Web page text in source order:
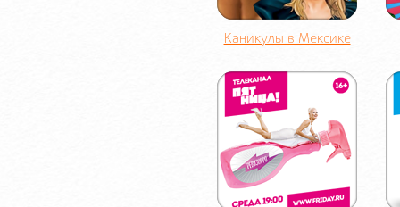
Каникулы в Мексике